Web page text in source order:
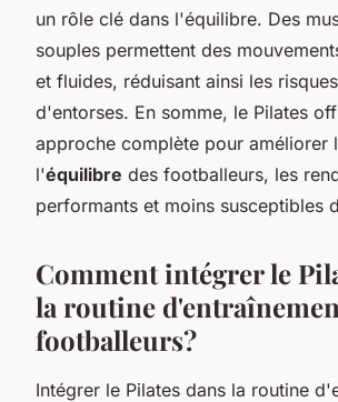
un rôle clé dans l'équilibre. Des
souples permettent des
et fluides, réduisant ainsi les
d'entorses. En somme, le Pilates
approche complète pour améliorer
l'équilibre des footballeurs, les
performants et moins susceptibles
Comment intégrer le
la routine
footballeurs?
Intégrer le Pilates dans la routine